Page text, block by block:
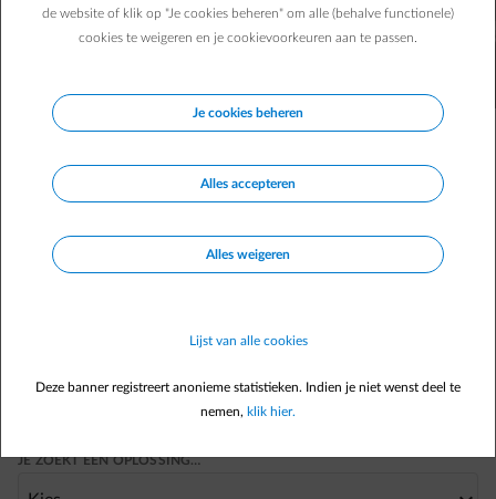
JE BENT…
Kies
Kies normal-key-arrow-down
JE ZOEKT EEN OPLOSSING…
de website of klik op "Je cookies beheren" om alle (behalve functionele)
cookies te weigeren en je cookievoorkeuren aan te passen.
Je cookies beheren
Alles accepteren
Alles weigeren
Lijst van alle cookies
Deze banner registreert anonieme statistieken. Indien je niet wenst deel te
nemen, klik hier.